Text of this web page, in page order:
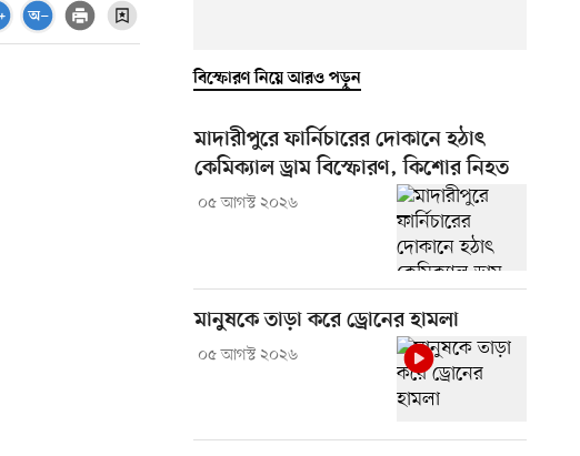
বিস্ফোরণ নিয়ে আরও পড়ুন
মাদারীপুরে ফার্নিচারের দোকানে হঠাৎ
কেমিক্যাল ড্রাম বিস্ফোরণ, কিশোর নিহত
০৫ আগস্ট ২০২৬
মানুষকে তাড়া করে ড্রোনের হামলা
০৫ আগস্ট ২০২৬